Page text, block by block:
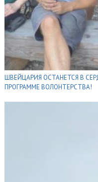
ШВЕЙЦАРИЯ ОСТАНЕТСЯ В
ПРОГРАММЕ ВОЛОНТЕРСТВА!